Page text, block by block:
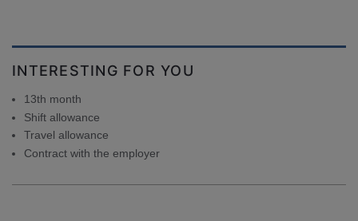
INTERESTING FOR YOU
13th month
Shift allowance
Travel allowance
Contract with the employer